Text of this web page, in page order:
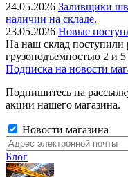
24.05.2026 Заливщики
наличии на складе.
23.05.2026 Новые
На наш склад поступили
грузоподъемностью 2 и
Подписка на новости
Подпишитесь на
акции нашего магазина.
Новости магазина
Блог